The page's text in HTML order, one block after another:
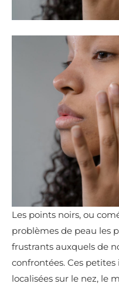
Les points noirs, ou
problèmes de peau les
frustrants auxquels de
confrontées. Ces
localisées sur le nez, le